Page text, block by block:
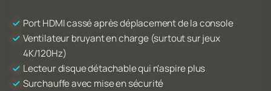
Port HDMI cassé après déplacement de la console
Ventilateur bruyant en charge (surtout sur jeux
4K/120Hz)
Lecteur disque détachable qui n'aspire plus
Surchauffe avec mise en sécurité